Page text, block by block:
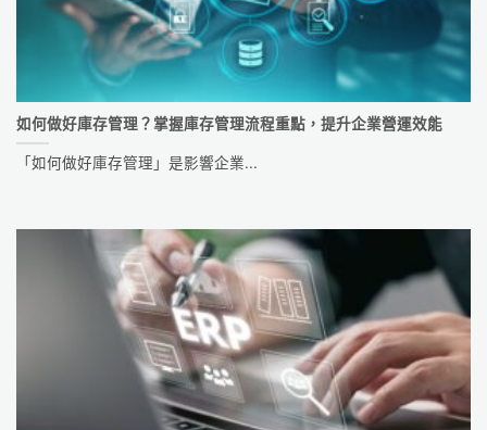
如何做好庫存管理？掌握庫存管理流程重點，提升企業營運效能
「如何做好庫存管理」是影響企業...